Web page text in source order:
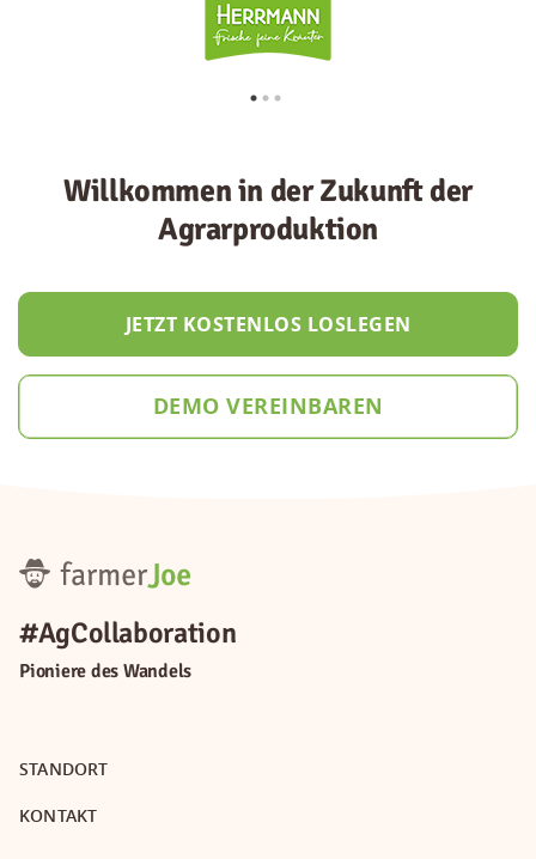
Willkommen in der Zukunft der
Agrarproduktion
JETZT KOSTENLOS LOSLEGEN
DEMO VEREINBAREN
erfolgreicher farmerJoe Nutzer
BIO-LANDWIRTSCHAFT
erfolgreicher farmerJoe Nutzer.
#AgCollaboration
Pioniere des Wandels
STANDORT
KONTAKT